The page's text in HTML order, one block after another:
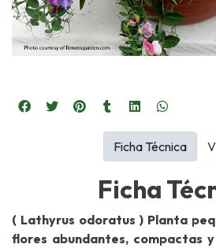
Ficha
( Lathyrus odoratus ) Planta
flores abundantes, compactas
Ficha Técnica